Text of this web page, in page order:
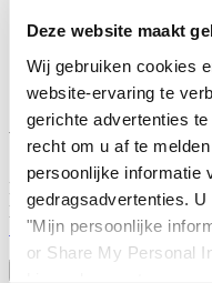
Deze website maakt
Wij gebruiken cookies
website-ervaring te
gerichte advertenties
recht om u af te
persoonlijke informatie
gedragsadvertenties.
"Mijn persoonlijke
or Share My Personal
Cookie meldingen
Verkoopvoorwaarden
Herroeping van de
Word lid van de
Meld je aan en ontvang
productrecensies
Schrijf je in!
Selecteer een land/regio